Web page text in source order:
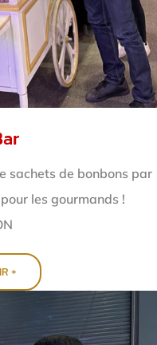
sachets de bonbons par
les gourmands !
+